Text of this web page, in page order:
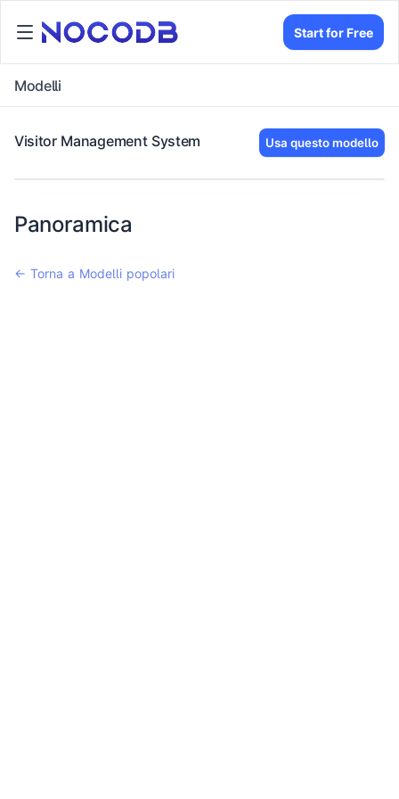
Start for Free
Modelli
Visitor Management System Usa questo modello
Panoramica
← Torna a Modelli popolari